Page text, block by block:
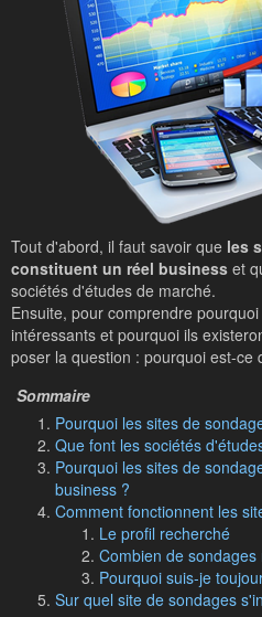
Tout d'abord, il faut savoir que les
constituent un réel business et
sociétés d'études de marché.
Ensuite, pour comprendre
intéressants et pourquoi ils
poser la question : pourquoi est-ce
Pourquoi les sites de
Que font les sociétés
Pourquoi les sites de
business ?
Comment fonctionnent les
Le profil recherché
Combien de
Pourquoi suis-je
Sur quel site de sondages